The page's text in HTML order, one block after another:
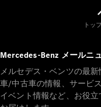
AMG GT
Coupé
Mercedes-
AMG GT 4-
Door-Coupé
トッ
Mercedes-Benz メールニ
メルセデス・ベンツの最
車/中古車の情報、サービ
イベント情報など、お役